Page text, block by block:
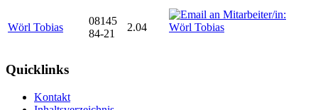
Wörl Tobias
08145
84-21
2.04
Quicklinks
Kontakt